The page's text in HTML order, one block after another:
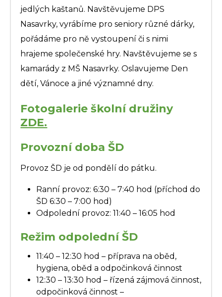
jedlých kaštanů. Navštěvujeme DPS
Nasavrky, vyrábíme pro seniory různé dárky,
pořádáme pro ně vystoupení či s nimi
hrajeme společenské hry. Navštěvujeme se s
kamarády z MŠ Nasavrky. Oslavujeme Den
dětí, Vánoce a jiné významné dny.
Fotogalerie školní družiny
ZDE.
Provozní doba ŠD
Provoz ŠD je od pondělí do pátku.
Ranní provoz: 6:30 – 7:40 hod (příchod do
ŠD 6:30 – 7:00 hod)
Odpolední provoz: 11:40 – 16:05 hod
Režim odpolední ŠD
11:40 – 12:30 hod – příprava na oběd,
hygiena, oběd a odpočinková činnost
12:30 – 13:30 hod – řízená zájmová činnost,
odpočinková činnost –